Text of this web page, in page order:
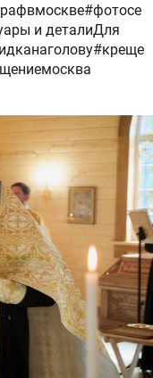
и деталиДля